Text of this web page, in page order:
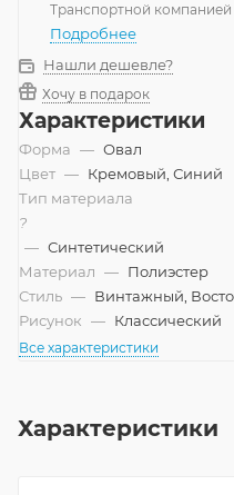
Транспортной компанией
Подробнее
Нашли дешевле?
Хочу в подарок
Характеристики
Форма — Овал
Цвет — Кремовый, Синий
Тип материала
?
— Синтетический
Материал — Полиэстер
Стиль — Винтажный,
Рисунок — Классический
Все характеристики
Характеристики